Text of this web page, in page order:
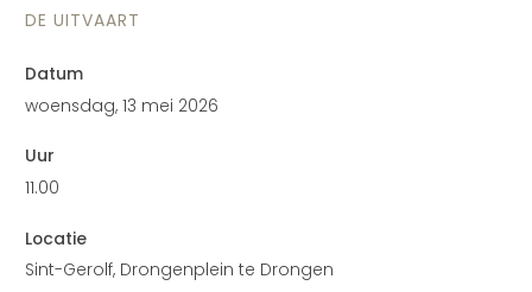
DE UITVAART
Datum
woensdag, 13 mei 2026
Uur
11.00
Locatie
Sint-Gerolf, Drongenplein te Drongen